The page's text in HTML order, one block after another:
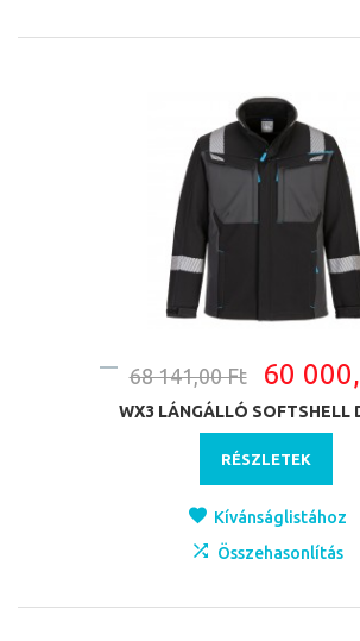
68 141,00 Ft 60
WX3 LÁNGÁLLÓ SOFTSHELL
RÉSZLETEK
Kívánságlistához
Összehasonlítás